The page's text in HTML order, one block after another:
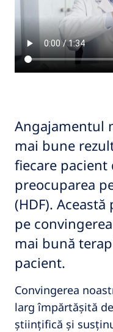
Angajamentul
mai bune
fiecare
preocuparea
(HDF).
pe
mai bună
pacient.
Convingerea
larg împărtășită
științifică și